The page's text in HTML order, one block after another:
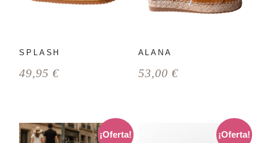
SPLASH
49,95€
ALANA
53,00 €
¡Oferta! ¡Oferta!